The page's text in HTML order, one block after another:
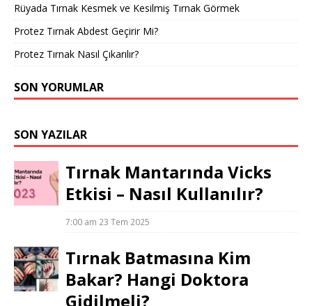
Rüyada Tırnak Kesmek ve Kesilmiş Tırnak Görmek
Protez Tırnak Abdest Geçirir Mi?
Protez Tırnak Nasıl Çıkarılır?
SON YORUMLAR
SON YAZILAR
Tırnak Mantarında Vicks
Etkisi – Nasıl Kullanılır?
7:00 am 23 Tem 2025
Tırnak Batmasına Kim
Bakar? Hangi Doktora
Gidilmeli?